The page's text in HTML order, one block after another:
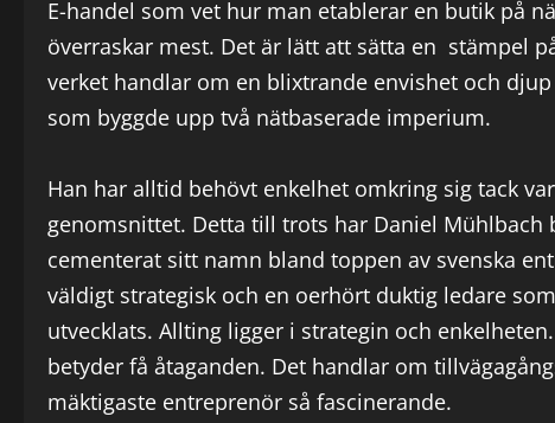
E-handel som vet hur man etablerar en butik på
överraskar mest. Det är lätt att sätta en stämpel
verket handlar om en blixtrande envishet och
som byggde upp två nätbaserade imperium.
Han har alltid behövt enkelhet omkring sig tack
genomsnittet. Detta till trots har Daniel Mühlbach
cementerat sitt namn bland toppen av svenska
väldigt strategisk och en oerhört duktig ledare
utvecklats. Allting ligger i strategin och
betyder få åtaganden. Det handlar om
mäktigaste entreprenör så fascinerande.